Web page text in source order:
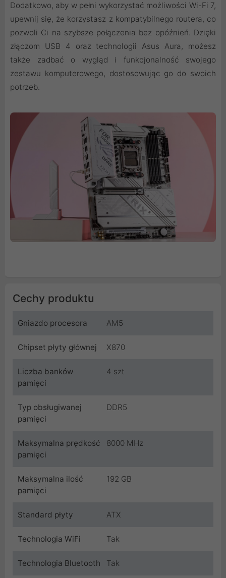
Dodatkowo, aby w pełni wykorzystać możliwości Wi-Fi 7,
upewnij się, że korzystasz z kompatybilnego routera, co
pozwoli Ci na szybsze połączenia bez opóźnień. Dzięki
złączom USB 4 oraz technologii Asus Aura, możesz
także zadbać o wygląd i funkcjonalność swojego
zestawu komputerowego, dostosowując go do swoich
potrzeb.
Cechy produktu
Gniazdo procesora AM5
Chipset płyty głównej X870
Liczba banków
pamięci
4 szt
Typ obsługiwanej
pamięci
DDR5
Maksymalna prędkość
pamięci
8000 MHz
Maksymalna ilość
pamięci
192 GB
Standard płyty ATX
Technologia WiFi Tak
Technologia Bluetooth Tak